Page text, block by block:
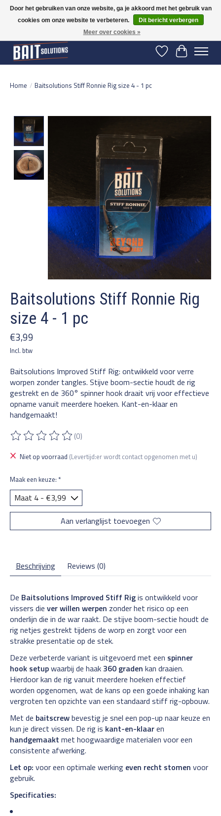
Gratis verzending vanaf 50 euro binnen NL | Op voorraad binnen 2-5 werkdagen
verzonden | België vanaf 70 euro gratis verzonden
Verlanglijst
Home / Baitsolutions Stiff Ronnie Rig size 4 - 1 pc
Baitsolutions Stiff Ronnie Rig
size 4 - 1 pc
€3,99
Incl. btw
Baitsolutions Improved Stiff Rig: ontwikkeld voor verre
worpen zonder tangles. Stijve boom-sectie houdt de rig
gestrekt en de 360° spinner hook draait vrij voor effectieve
opname vanuit meerdere hoeken. Kant-en-klaar en
handgemaakt!
De beoordeling van dit product is
(0)
Niet op voorraad (Levertijd:er wordt contact opgenomen met u)
Maak een keuze: *
Aan verlanglijst toevoegen
Beschrijving Reviews (0)
De Baitsolutions Improved Stiff Rigis ontwikkeld voor
vissers die ver willen werpen zonder het risico op een
onderlijn die in de war raakt. De stijve boom-sectie houdt de
rig netjes gestrekt tijdens de worp en zorgt voor een
strakke presentatie op de stek.
Deze verbeterde variant is uitgevoerd met een spinner
hook setupwaarbij de haak 360 graden kan draaien.
Hierdoor kan de rig vanuit meerdere hoeken effectief
worden opgenomen, wat de kans op een goede inhaking kan
vergroten ten opzichte van een standaard stiff rig-opbouw.
Met de baitscrewbevestig je snel een pop-up naar keuze en
kun je direct vissen. De rig is kant-en-klaaren
handgemaakt met hoogwaardige materialen voor een
consistente afwerking.
Let op: voor een optimale werking even recht stomen voor
gebruik.
Specificaties:
Door het gebruiken van onze website, ga je akkoord met het gebruik van
cookies om onze website te verbeteren.
Dit bericht verbergen
Meer over cookies »